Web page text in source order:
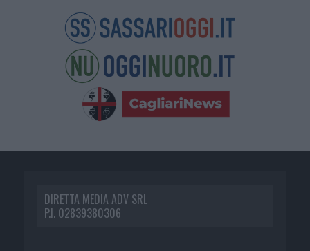
DIRETTA MEDIA ADV SRL
P.I. 02839380306